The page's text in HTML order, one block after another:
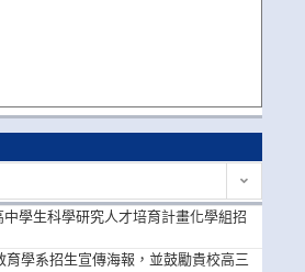
學生科學研究人才培育計畫化學組招
育學系招生宣傳海報，並鼓勵貴校高三